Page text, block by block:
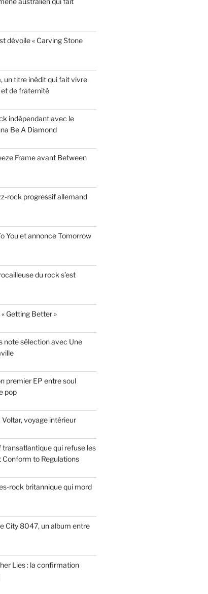
dévoile « Carving Stone
un titre inédit qui fait vivre
de fraternité
indépendant avec le
Be A Diamond
Frame avant Between
rock progressif allemand
You et annonce Tomorrow
du rock s’est
Getting Better »
note sélection avec Une
premier EP entre soul
pop
voyage intérieur
transatlantique qui refuse les
Conform to Regulations
rock britannique qui mord
City 8047, un album entre
Lies : la confirmation